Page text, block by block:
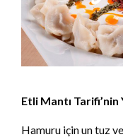
Etli Mantı Tarifi’nin
Hamuru için un tuz